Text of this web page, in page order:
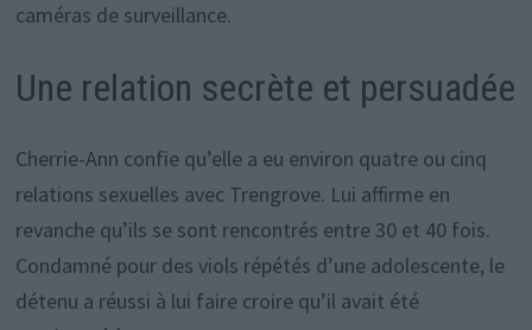
caméras de surveillance.
Une relation secrète et persuadée
Cherrie-Ann confie qu’elle a eu environ quatre ou cinq
relations sexuelles avec Trengrove. Lui affirme en
revanche qu’ils se sont rencontrés entre 30 et 40 fois.
Condamné pour des viols répétés d’une adolescente, le
détenu a réussi à lui faire croire qu’il avait été